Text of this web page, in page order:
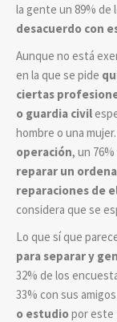
la gente un 89% de
desacuerdo con
Aunque no está
en la que se pide
ciertas
o guardia civil
hombre o una
operación, un 76%
reparar un
reparaciones de
considera que se
Lo que sí que
para separar y
32% de los
33% con sus
o estudiopor este